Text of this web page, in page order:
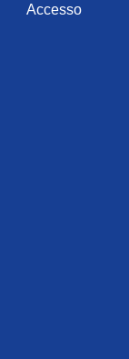
Accesso